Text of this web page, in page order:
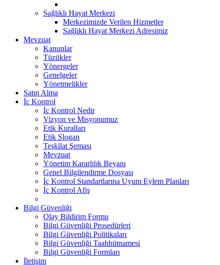
Sağlıklı Hayat Merkezi
Merkezimizde Verilen Hizmetler
Sağlıklı Hayat Merkezi Adresimiz
Mevzuat
Kanunlar
Tüzükler
Yönergeler
Genelgeler
Yönetmelikler
Satın Alma
İç Kontrol
İç Kontrol Nedir
Vizyon ve Misyonumuz
Etik Kuralları
Etik Slogan
Teşkilat Şeması
Mevzuat
Yönetim Kararlılık Beyanı
Genel Bilgilendirme Dosyası
İç Kontrol Standartlarına Uyum Eylem Planları
İç Kontrol Afiş
Bilgi Güvenliği
Olay Bildirim Formu
Bilgi Güvenliği Prosedürleri
Bilgi Güvenliği Politikaları
Bilgi Güvenliği Taahhütnamesi
Bilgi Güvenliği Formları
İletişim